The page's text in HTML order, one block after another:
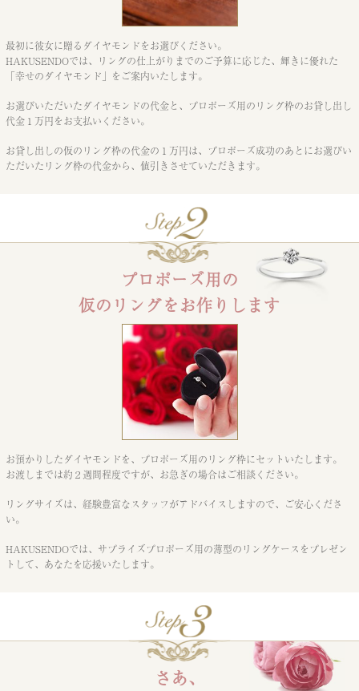
最初に彼女に贈るダイヤモンドをお選びください。
HAKUSENDOでは、リングの仕上がりまでのご予算に応じた、 輝きに優れた
「幸せのダイヤモンド」をご案内いたします。
お選びいただいたダイヤモンドの代金と、 プロポーズ用のリング枠のお貸し出し
代金１万円をお支払いください。
お貸し出しの仮のリング枠の代金の１万円は、プロポーズ成功のあとにお選びい
ただいたリング枠の代金から、値引きさせていただきます。
プロポーズ用の
仮のリングをお作りします
お預かりしたダイヤモンドを、プロポーズ用のリング枠にセットいたします。
お渡しまでは約２週間程度ですが、お急ぎの場合はご相談ください。
リングサイズは、経験豊富なスタッフがアドバイスしますので、ご安心くださ
い。
HAKUSENDOでは、サプライズプロポーズ用の薄型のリングケースを プレゼン
トして、あなたを応援いたします。
さあ、